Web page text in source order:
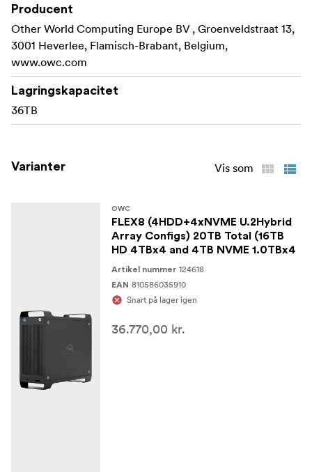
Producent
Other World Computing Europe BV , Groenveldstraat 13,
3001 Heverlee, Flamisch-Brabant, Belgium,
www.owc.com
Lagringskapacitet
36TB
Varianter Vis som
OWC
FLEX8 (4HDD+4xNVME U.2Hybrid
Array Configs) 20TB Total (16TB
HD 4TBx4 and 4TB NVME 1.0TBx4
Artikel nummer 124618
EAN 810586035910
Snart på lager igen
36.770,00 kr.